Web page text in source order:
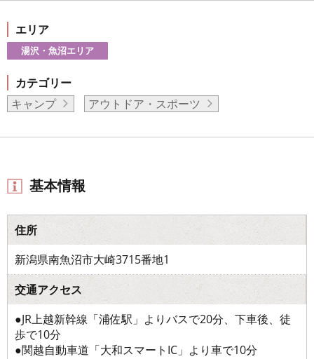
エリア
湯沢・魚沼エリア
カテゴリー
キャンプ
アウトドア・スポーツ
基本情報
住所
新潟県南魚沼市大崎3715番地1
交通アクセス
●JR上越新幹線「浦佐駅」よりバスで20分、下車後、徒
歩で10分
●関越自動車道「大和スマートIC」より車で10分